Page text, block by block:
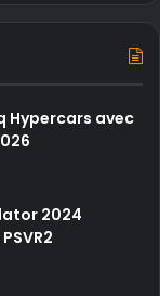
Hypercars avec
2024